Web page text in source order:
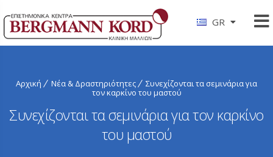
GR
Αρχική Νέα & Δραστηριότητες
Συνεχίζονται τα σεμινάρια για
τον καρκίνο του μαστού
Συνεχίζονται τα σεμινάρια για τον καρκίνο
του μαστού